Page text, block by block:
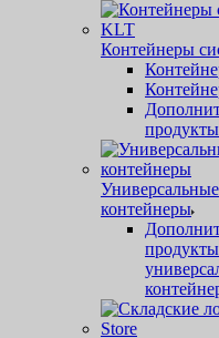
Контейнеры
Универсальные
контейнеры